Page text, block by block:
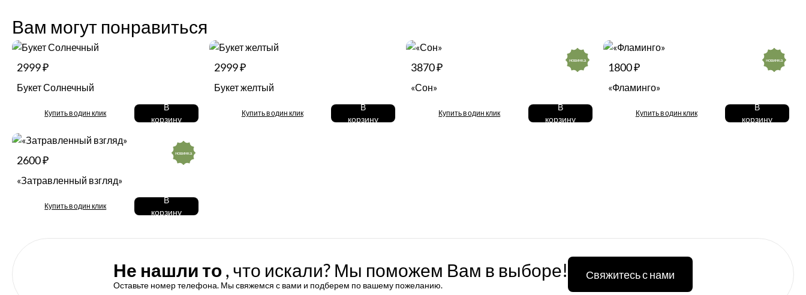
Вам могут понравиться
2999 ₽
Букет Солнечный
Купить в один клик
В
корзину
2999 ₽
Букет желтый
Купить в один клик
В
корзину
3870 ₽
«Сон»
Купить в один клик
В
корзину
новинка
1800 ₽
«Фламинго»
Купить в один клик
В
корзину
новинка
2600 ₽
«Затравленный взгляд»
Купить в один клик
В
корзину
новинка
Не нашли то, что искали? Мы поможем Вам в выборе!
Оставьте номер телефона. Мы свяжемся с вами и подберем по вашему пожеланию.
Свяжитесь с нами